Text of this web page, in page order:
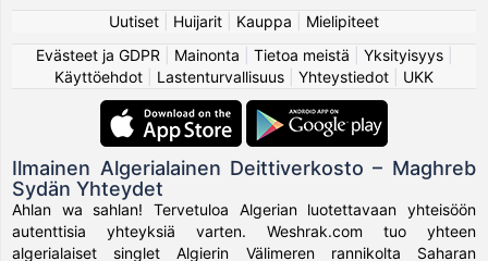
Uutiset Huijarit Kauppa
Mielipiteet
Evästeet ja GDPR
Mainonta Tietoa meistä Yksityisyys|
Käyttöehdot
Lastenturvallisuus Yhteystiedot UKK
Ilmainen Algerialainen Deittiverkosto – Maghreb
Sydän Yhteydet
Ahlan wa sahlan! Tervetuloa Algerian luotettavaan yhteisöön
autenttisia yhteyksiä varten. Weshrak.com tuo yhteen
algerialaiset singlet Algierin Välimeren rannikolta Saharan